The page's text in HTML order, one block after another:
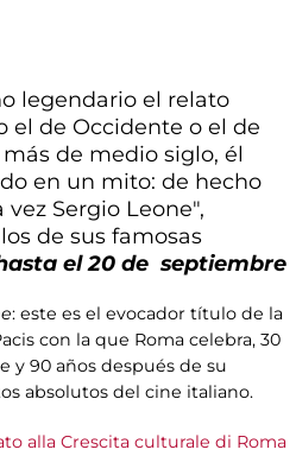
legendario el relato
el de Occidente o el de
de medio siglo, él
en un mito: de hecho
Sergio Leone",
de sus famosas
el 20 de septiembre
: este es el evocador título de la
con la que Roma celebra, 30
y 90 años después de su
absolutos del cine italiano.
alla Crescita culturale di Roma